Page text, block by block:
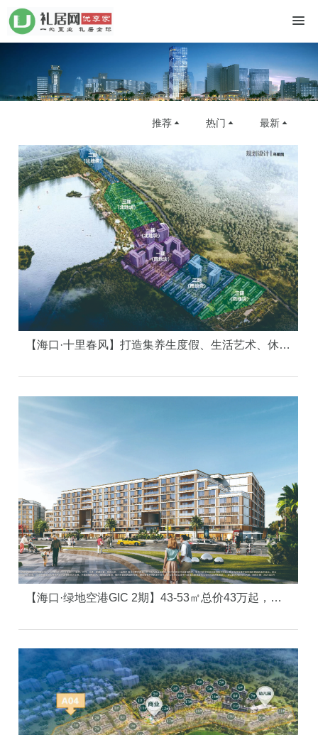
推荐 热门 最新
【海口·十里春风】打造集养生度假、生活艺术、休闲游乐、居住教育为一体的全家庭湖畔旅居综合体。
【海口·绿地空港GIC 2期】43-53㎡总价43万起，抢占起飞型空港资产！